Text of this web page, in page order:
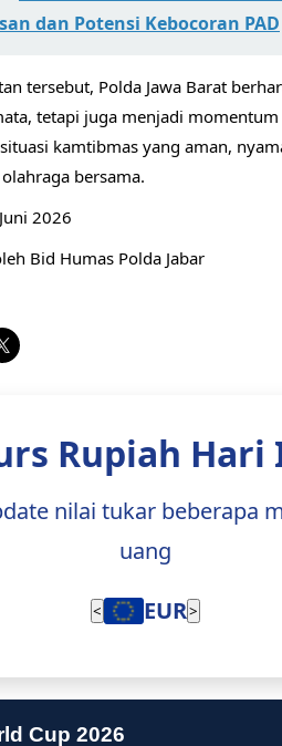
dan Potensi Kebocoran PAD
tersebut, Polda Jawa Barat
tetapi juga menjadi
kamtibmas yang aman,
bersama.
2026
Bid Humas Polda Jabar
Rupiah Hari
nilai tukar beberapa
uang
< EUR>
Cup 2026